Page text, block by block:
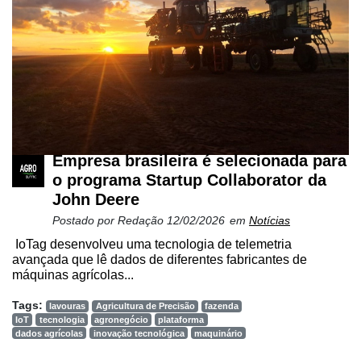
Liberali
Netrin
Néctar
Tecprime
Agro
Lean
Way
Consulting
ONE
CHB
Empresa brasileira é selecionada para
o programa Startup Collaborator da
John Deere
Postado por Redação 12/02/2026 em Notícias
IoTag desenvolveu uma tecnologia de telemetria
avançada que lê dados de diferentes fabricantes de
máquinas agrícolas...
Tags: lavouras Agricultura de Precisão
fazenda
IoT
tecnologia agronegócio
plataforma
dados agrícolas
inovação tecnológica
maquinário